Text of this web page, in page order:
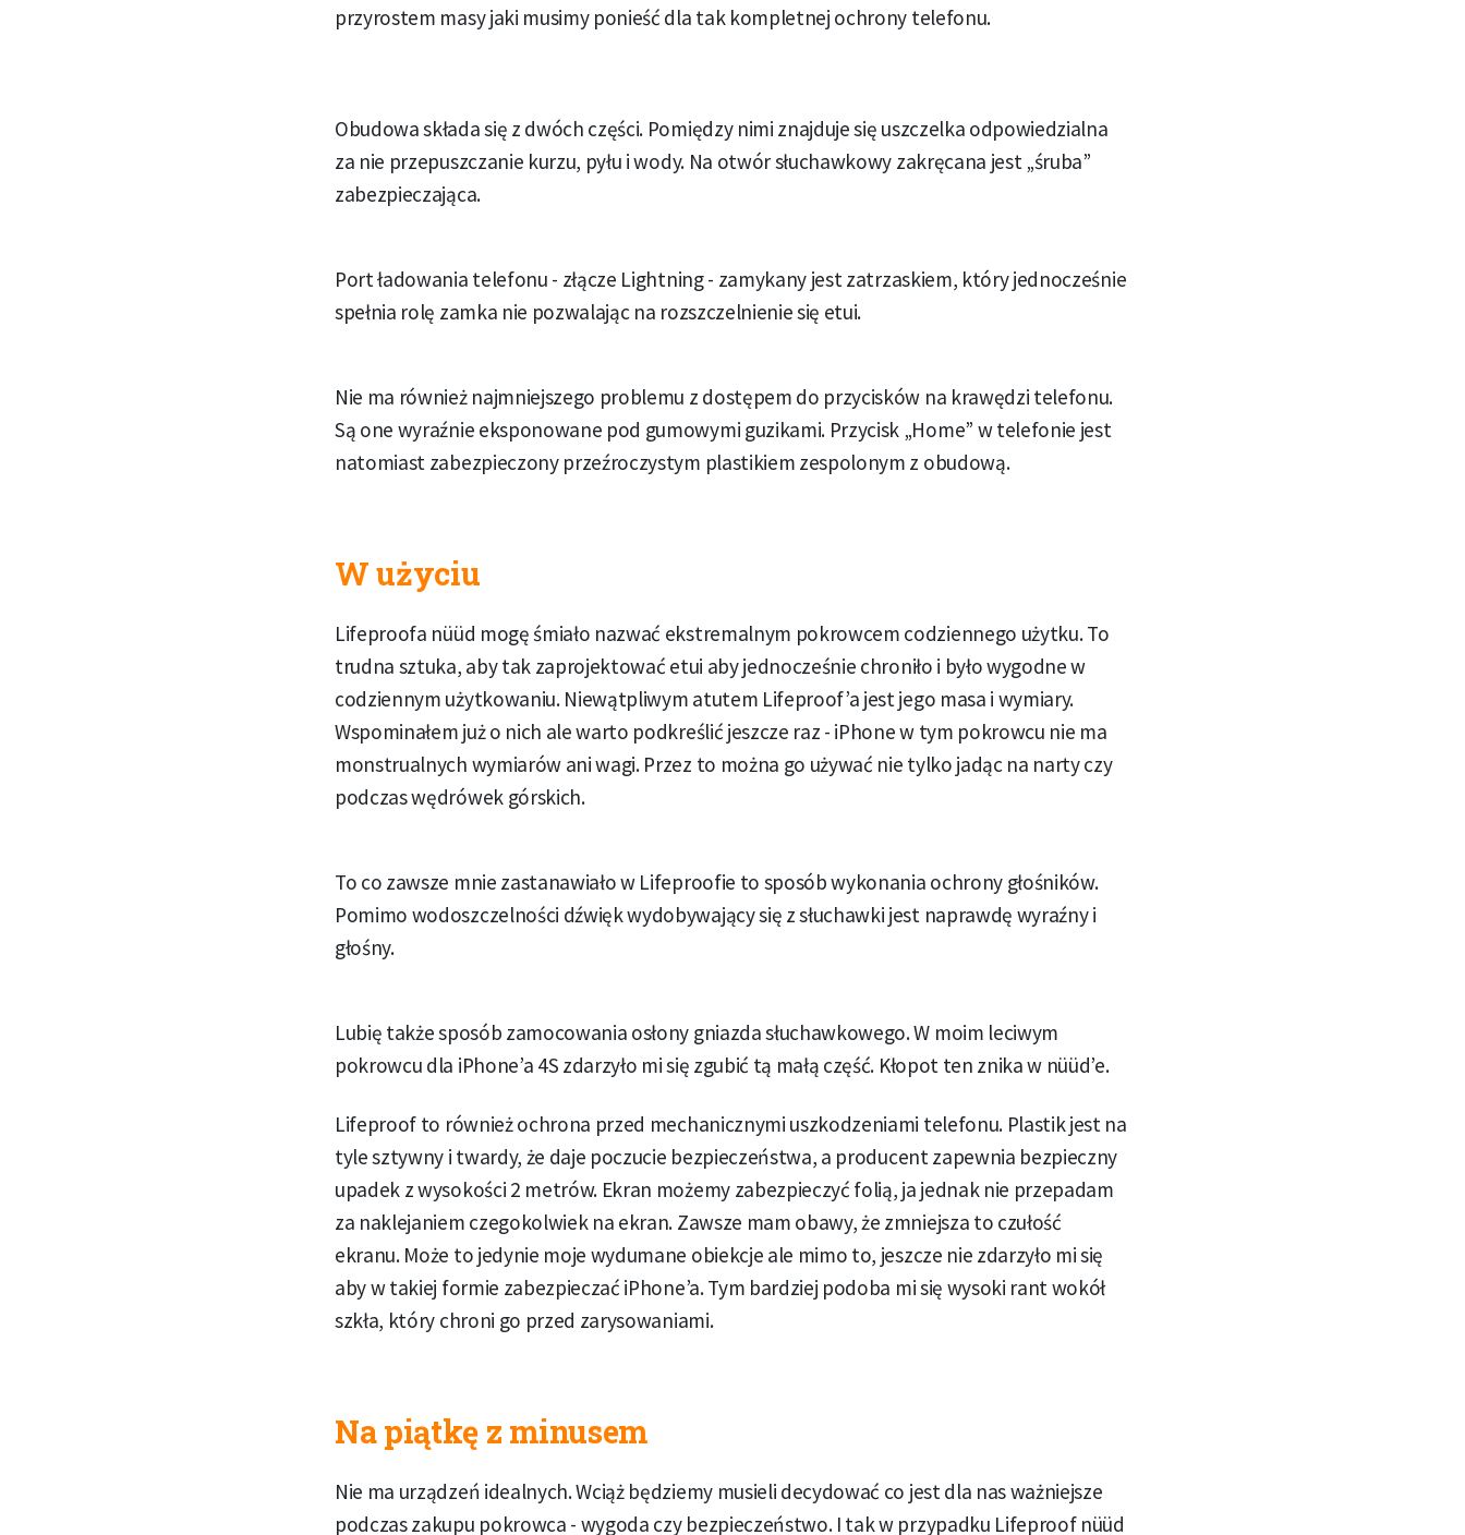
przyrostem masy jaki musimy ponieść dla tak kompletnej ochrony telefonu.
Obudowa składa się z dwóch części. Pomiędzy nimi znajduje się uszczelka odpowiedzialna
za nie przepuszczanie kurzu, pyłu i wody. Na otwór słuchawkowy zakręcana jest „śruba”
zabezpieczająca.
Port ładowania telefonu - złącze Lightning - zamykany jest zatrzaskiem, który jednocześnie
spełnia rolę zamka nie pozwalając na rozszczelnienie się etui.
Nie ma również najmniejszego problemu z dostępem do przycisków na krawędzi telefonu.
Są one wyraźnie eksponowane pod gumowymi guzikami. Przycisk „Home” w telefonie jest
natomiast zabezpieczony przeźroczystym plastikiem zespolonym z obudową.
W użyciu
Lifeproofa nüüd mogę śmiało nazwać ekstremalnym pokrowcem codziennego użytku. To
trudna sztuka, aby tak zaprojektować etui aby jednocześnie chroniło i było wygodne w
codziennym użytkowaniu. Niewątpliwym atutem Lifeproof’a jest jego masa i wymiary.
Wspominałem już o nich ale warto podkreślić jeszcze raz - iPhone w tym pokrowcu nie ma
monstrualnych wymiarów ani wagi. Przez to można go używać nie tylko jadąc na narty czy
podczas wędrówek górskich.
To co zawsze mnie zastanawiało w Lifeproofie to sposób wykonania ochrony głośników.
Pomimo wodoszczelności dźwięk wydobywający się z słuchawki jest naprawdę wyraźny i
głośny.
Lubię także sposób zamocowania osłony gniazda słuchawkowego. W moim leciwym
pokrowcu dla iPhone’a 4S zdarzyło mi się zgubić tą małą część. Kłopot ten znika w nüüd’e.
Lifeproof to również ochrona przed mechanicznymi uszkodzeniami telefonu. Plastik jest na
tyle sztywny i twardy, że daje poczucie bezpieczeństwa, a producent zapewnia bezpieczny
upadek z wysokości 2 metrów. Ekran możemy zabezpieczyć folią, ja jednak nie przepadam
za naklejaniem czegokolwiek na ekran. Zawsze mam obawy, że zmniejsza to czułość
ekranu. Może to jedynie moje wydumane obiekcje ale mimo to, jeszcze nie zdarzyło mi się
aby w takiej formie zabezpieczać iPhone’a. Tym bardziej podoba mi się wysoki rant wokół
szkła, który chroni go przed zarysowaniami.
Na piątkę z minusem
Nie ma urządzeń idealnych. Wciąż będziemy musieli decydować co jest dla nas ważniejsze
podczas zakupu pokrowca - wygoda czy bezpieczeństwo. I tak w przypadku Lifeproof nüüd